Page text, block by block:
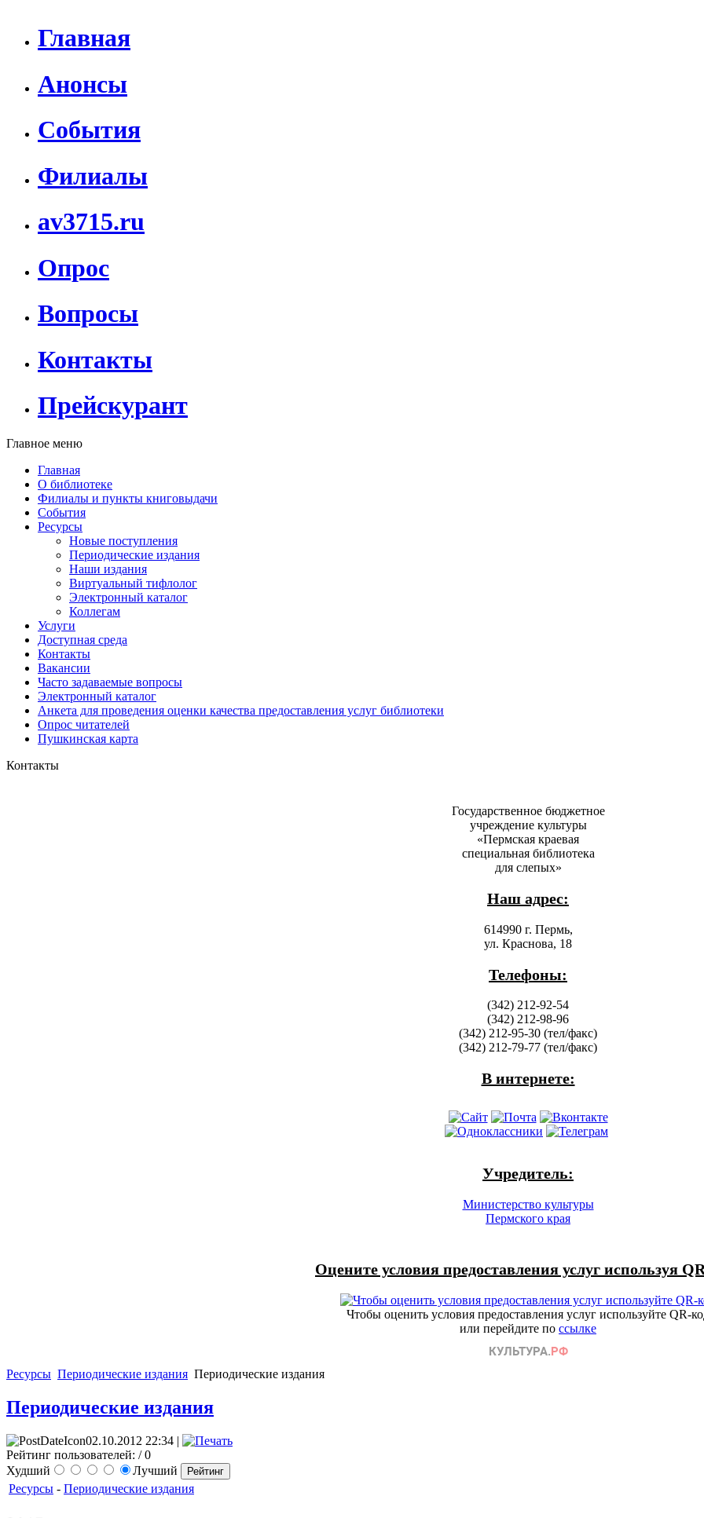
Главная
Анонсы
События
Филиалы
av3715.ru
Опрос
Вопросы
Контакты
Прейскурант
Главное меню
Главная
О библиотеке
Филиалы и пункты книговыдачи
События
Ресурсы
Новые поступления
Периодические издания
Наши издания
Виртуальный тифлолог
Электронный каталог
Коллегам
Услуги
Доступная среда
Контакты
Вакансии
Часто задаваемые вопросы
Электронный каталог
Анкета для проведения оценки качества предоставления услуг библиотеки
Опрос читателей
Пушкинская карта
Контакты
Государственное бюджетное
учреждение культуры
«Пермская краевая
специальная библиотека
для слепых»
Наш адрес:
614990 г. Пермь,
ул. Краснова, 18
Телефоны:
(342) 212-92-54
(342) 212-98-96
(342) 212-95-30 (тел/факс)
(342) 212-79-77 (тел/факс)
В интернете:
Учредитель:
Министерство культуры
Пермского края
Оцените условия предоставления услуг используя
Чтобы оценить условия предоставления услуг используйте QR-
или перейдите по ссылке
Ресурсы Периодические издания Периодические издания
Периодические издания
02.10.2012 22:34 |
Рейтинг пользователей: / 0
Худший
Лучший
Ресурсы - Периодические издания